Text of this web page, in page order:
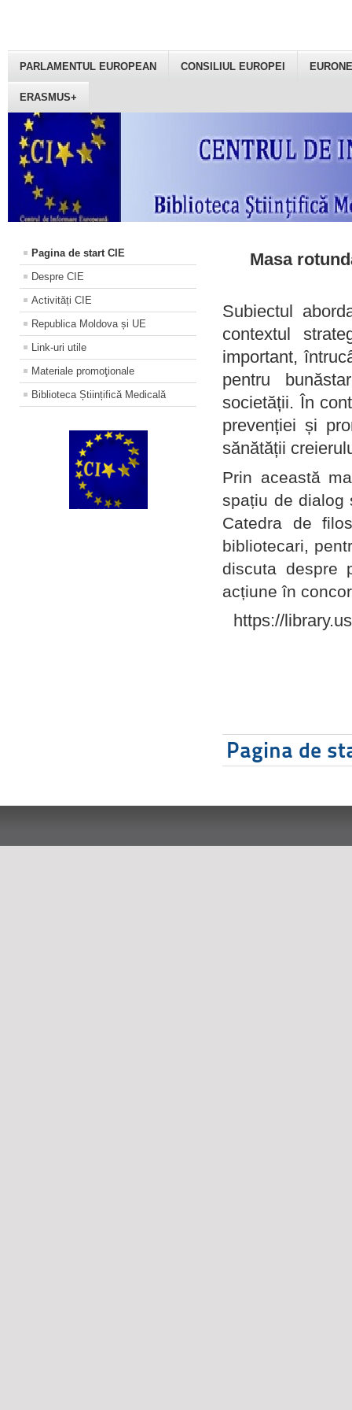
PARLAMENTUL EUROPEAN CONSILIUL EUROPEI
ERASMUS+
Pagina de start CIE
Despre CIE
Activități CIE
Republica Moldova și UE
Link-uri utile
Materiale promoţionale
Biblioteca Științifică Medicală
Masa
Subiectul
contextul
important,
pentru
societății. În
prevenției și
sănătății
Prin această
spațiu de dialog
Catedra de
bibliotecari,
discuta despre
acțiune în
https://
Pagina de